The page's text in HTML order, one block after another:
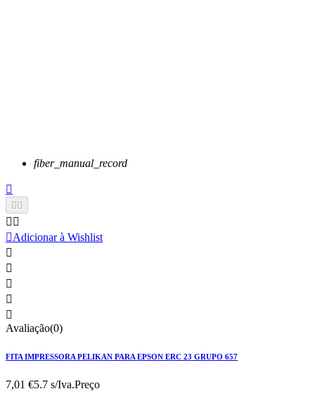
fiber_manual_record


 
Adicionar à Wishlist





Avaliação(0)
FITA IMPRESSORA PELIKAN PARA EPSON ERC 23 GRUPO 657
7,01 €5.7 s/Iva.Preço